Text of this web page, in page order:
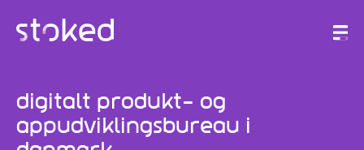
Digitalt produkt- og
appudviklingsbureau i